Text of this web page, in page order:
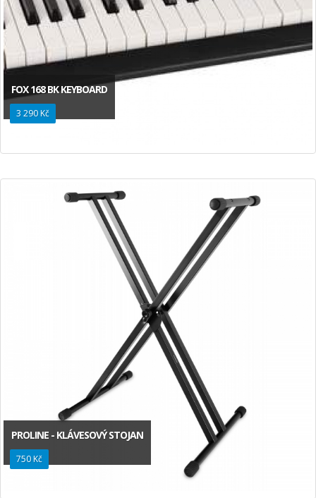
FOX 168 BK KEYBOARD
3 290 Kč
PROLINE - KLÁVESOVÝ STOJAN
750 Kč